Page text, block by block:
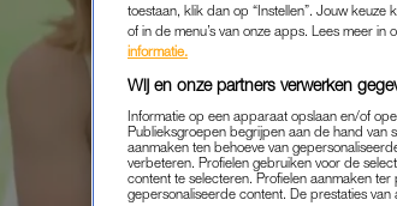
toestaan, klik dan op “Instellen”. Jouw keuze
of in de menu’s van onze apps. Lees meer in
informatie.
Wij en onze partners verwerken
Informatie op een apparaat opslaan en/of
Publieksgroepen begrijpen aan de hand van
aanmaken ten behoeve van
verbeteren. Profielen gebruiken voor de
content te selecteren. Profielen aanmaken
gepersonaliseerde content. De prestaties van